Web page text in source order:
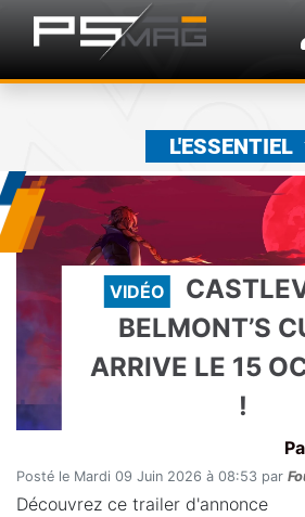
L'ESSENTIEL
VIDÉO
BELMONT’S
ARRIVE LE 15
!
Posté le Mardi 09 Juin 2026 à 08:53 par
Découvrez ce trailer d'annonce